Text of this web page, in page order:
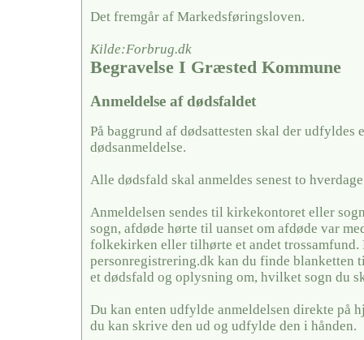
Det fremgår af Markedsføringsloven.
Kilde:Forbrug.dk
Begravelse I Græsted Kommune
Anmeldelse af dødsfaldet
På baggrund af dødsattesten skal der udfyldes
dødsanmeldelse.
Alle dødsfald skal anmeldes senest to
Anmeldelsen sendes til kirkekontoret eller
sogn, afdøde hørte til uanset om afdøde var
folkekirken eller tilhørte et andet trossamfund.
personregistrering.dk kan du finde blanketten
et dødsfald og oplysning om, hvilket sogn du
Du kan enten udfylde anmeldelsen direkte på
du kan skrive den ud og udfylde den i hånden.